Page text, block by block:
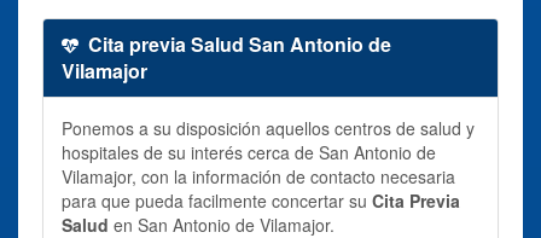
Cita previa Salud San Antonio de
Vilamajor
Ponemos a su disposición aquellos centros de salud y
hospitales de su interés cerca de San Antonio de
Vilamajor, con la información de contacto necesaria
para que pueda facilmente concertar su Cita Previa
Salud en San Antonio de Vilamajor.